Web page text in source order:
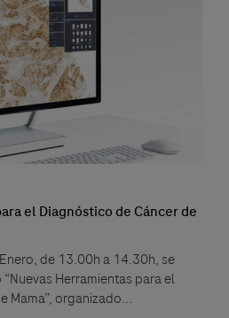
el Diagnóstico de Cáncer de
de 13.00h a 14.30h, se
Herramientas para el
Mama”, organizado...